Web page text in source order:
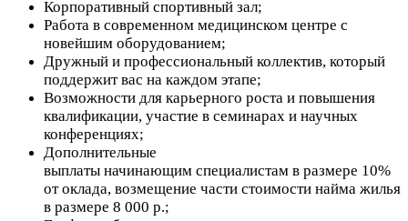
Корпоративный спортивный зал;
Работа в современном медицинском центре с
новейшим оборудованием;
Дружный и профессиональный коллектив, который
поддержит вас на каждом этапе;
Возможности для карьерного роста и повышения
квалификации, участие в семинарах и научных
конференциях;
Дополнительные
выплаты начинающим специалистам в размере 10%
от оклада, возмещение части стоимости найма жилья
в размере 8 000 р.;